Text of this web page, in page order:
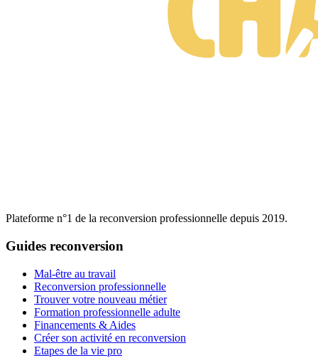
Plateforme n°1 de la reconversion professionnelle depuis 2019.
Guides reconversion
Mal-être au travail
Reconversion professionnelle
Trouver votre nouveau métier
Formation professionnelle adulte
Financements & Aides
Créer son activité en reconversion
Etapes de la vie pro